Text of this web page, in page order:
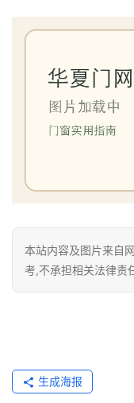
装
装
维
修
资
讯
登录
本站内容及图片来自
考,不承担相关法律
生成海报